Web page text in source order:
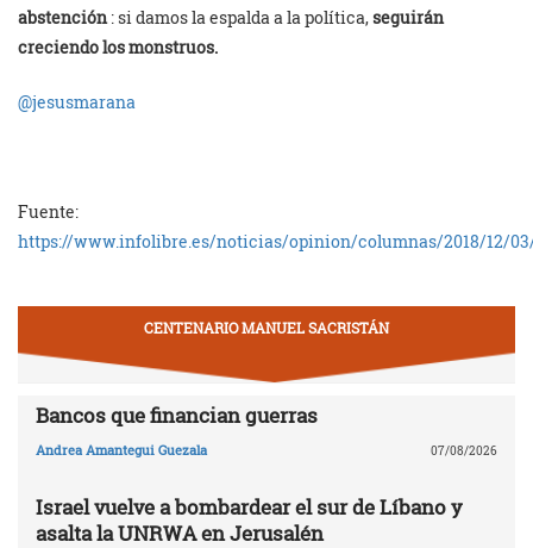
abstención: si damos la espalda a la política, seguirán
creciendo los monstruos.
@jesusmarana
Fuente:
https://www.infolibre.es/noticias/opinion/columnas/2018/12/
CENTENARIO MANUEL SACRISTÁN
Bancos que financian guerras
Andrea Amantegui Guezala 07/08/2026
Israel vuelve a bombardear el sur de Líbano y
asalta la UNRWA en Jerusalén